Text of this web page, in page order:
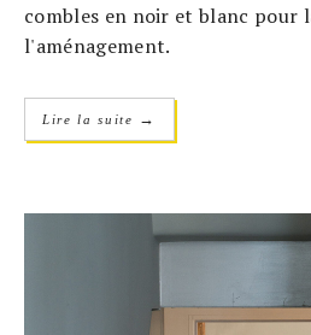
combles en noir et blanc pour
l'aménagement.
Lire la suite →